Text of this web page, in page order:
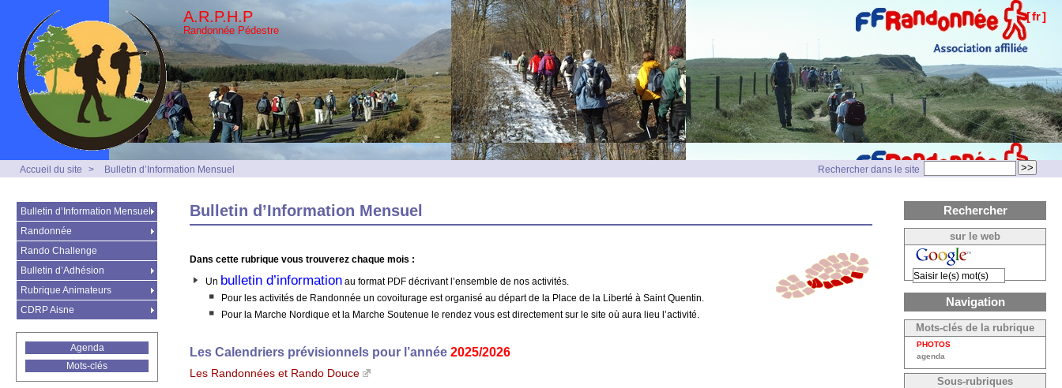
[fr]
A.R.P.H.P
Randonnée Pédestre
Rechercher dans le site
Accueil du site > Bulletin d’Information Mensuel
Bulletin d’Information Mensuel
Dans cette rubrique vous trouverez chaque mois :
Un bulletin d’information au format PDF décrivant l’ensemble de nos activités.
Pour les activités de Randonnée un covoiturage est organisé au départ de la Place de la Liberté à Saint Quentin.
Pour la Marche Nordique et la Marche Soutenue le rendez vous est directement sur le site où aura lieu l’activité.
Les Calendriers prévisionnels pour l’année 2025/2026
Les Randonnées et Rando Douce
Bulletin d’Information Mensuel
Randonnée
Rando Challenge
Bulletin d’Adhésion
Rubrique Animateurs
CDRP Aisne
Agenda
Mots-clés
Rechercher
sur le web
Navigation
Mots-clés de la rubrique
PHOTOS
agenda
Sous-rubriques